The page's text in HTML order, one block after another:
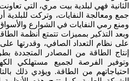
الثانية فهي لبلدية بيت مري، التي
جمع ومعالجة النفايات، وتركت للبلدية
ومنع رمي النفايات في الشوارع
وبعد التذكير بمميزات تتمتع أنظمة
على نظام التعداد الصافي، وقدرتها
إنتاج الطاقة من المصادر المتجددة
وتوفير الفرصة لجميع مستهلكي
احتياجاتهم من الطاقة. ويؤدي ذلك